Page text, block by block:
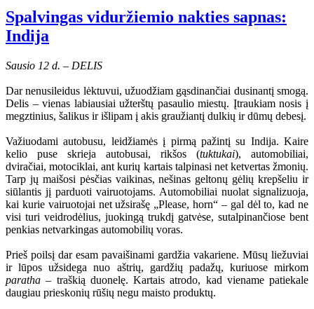
Spalvingas viduržiemio nakties sapnas:
Indija
Sausio 12 d. – DELIS
Dar nenusileidus lėktuvui, užuodžiam gąsdinančiai dusinantį smogą.
Delis – vienas labiausiai užterštų pasaulio miestų. Įtraukiam nosis į
megztinius, šalikus ir išlipam į akis graužiantį dulkių ir dūmų debesį.
Važiuodami autobusu, leidžiamės į pirmą pažintį su Indija. Kaire
kelio puse skrieja autobusai, rikšos (tuktukai), automobiliai,
dviračiai, motociklai, ant kurių kartais talpinasi net ketvertas žmonių.
Tarp jų maišosi pėsčias vaikinas, nešinas geltonų gėlių krepšeliu ir
siūlantis jį parduoti vairuotojams. Automobiliai nuolat signalizuoja,
kai kurie vairuotojai net užsirašę „Please, horn“ – gal dėl to, kad ne
visi turi veidrodėlius, juokingą trukdį gatvėse, sutalpinančiose bent
penkias netvarkingas automobilių voras.
Prieš poilsį dar esam pavaišinami gardžia vakariene. Mūsų liežuviai
ir lūpos užsidega nuo aštrių, gardžių padažų, kuriuose mirkom
paratha– traškią duonelę. Kartais atrodo, kad viename patiekale
daugiau prieskonių rūšių negu maisto produktų.